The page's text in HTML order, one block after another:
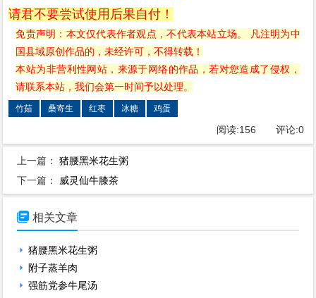
请君不要尝试使用后果自付！
免责声明：本文仅代表作者观点，不代表本站立场。 凡注明为中
国县域原创作品的，未经许可，不得转载！
本站为非营利性网站，来源于网络的作品，若对您造成了侵权，
请联系本站，我们会第一时间予以处理。
竹茹 桑寄生 红枣 冰糖 鸡蛋
阅读:156 评论:0
上一篇：猪腰黑米花生粥
下一篇： 威灵仙牛膝茶
 相关文章
猪腰黑米花生粥
附子蒸羊肉
强筋党参牛尾汤